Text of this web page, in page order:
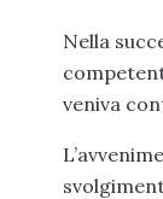
Nella
veniva